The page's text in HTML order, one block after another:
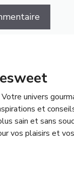
univers
et
sain et sans
vos plaisirs et